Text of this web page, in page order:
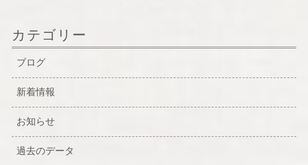
カテゴリー
ブログ
新着情報
お知らせ
過去のデータ